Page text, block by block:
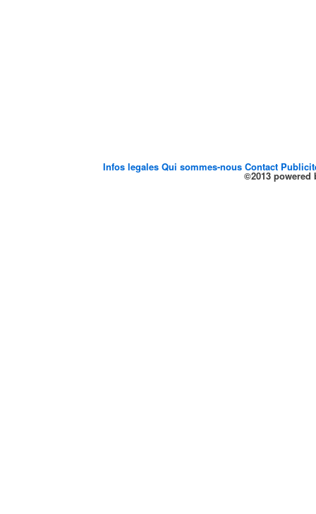
Infos legalesQui sommes-nousContact
©2013 powered